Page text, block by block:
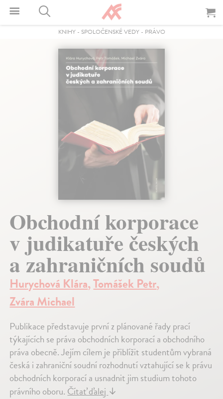
KNIHY- SPOLOČENSKÉ VEDY- PRÁVO
Obchodní korporace
v judikatuře českých
a zahraničních soudů
Hurychová Klára,Tomášek Petr,
Zvára Michael
Publikace představuje první z plánované řady prací
týkajících se práva obchodních korporací a obchodního
práva obecně. Jejím cílem je přiblížit studentům vybraná
česká i zahraniční soudní rozhodnutí vztahující se k právu
obchodních korporací a usnadnit jim studium tohoto
právního oboru. Čítať ďalej ↓